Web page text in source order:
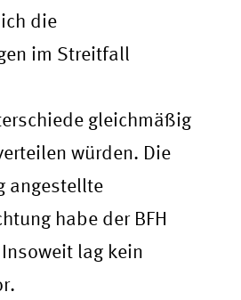
die
im Streitfall
gleichmäßig
würden. Die
angestellte
habe der BFH
lag kein